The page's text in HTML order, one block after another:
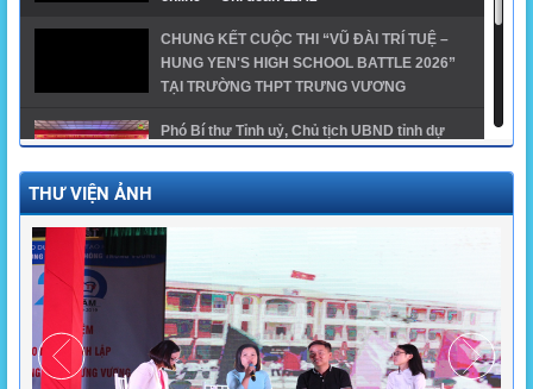
CHUNG KẾT CUỘC THI “VŨ ĐÀI TRÍ TUỆ –
HUNG YEN'S HIGH SCHOOL BATTLE 2026”
TẠI TRƯỜNG THPT TRƯNG VƯƠNG
Phó Bí thư Tỉnh uỷ, Chủ tịch UBND tỉnh dự
Trưng Vương
2024 - THPT Trưng Vương
Trường THPT Trưng Vương có 1 thủ khoa, 1 á
khoa khối A00 toàn quốc và 1 thủ khoa khối
A01 của tỉnh
THƯ VIỆN ẢNH